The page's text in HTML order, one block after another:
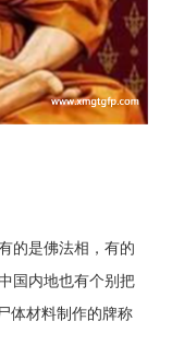
的是佛法相，有的
国内地也有个别把
体材料制作的牌称